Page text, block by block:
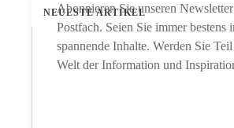
NEUESTE ARTIKEL
Abonnieren Sie unseren
Postfach. Seien Sie immer
spannende Inhalte. Werden Sie
Welt der Information und